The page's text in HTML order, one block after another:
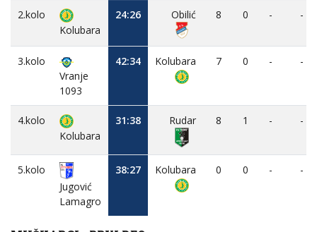
2.kolo
Kolubara
24:26 Obilić 8 0 - -
3.kolo
Vranje
1093
42:34 Kolubara 7 0 - -
4.kolo
Kolubara
31:38 Rudar 8 1 - -
5.kolo
Jugović
Lamagro
38:27 Kolubara 0 0 - -